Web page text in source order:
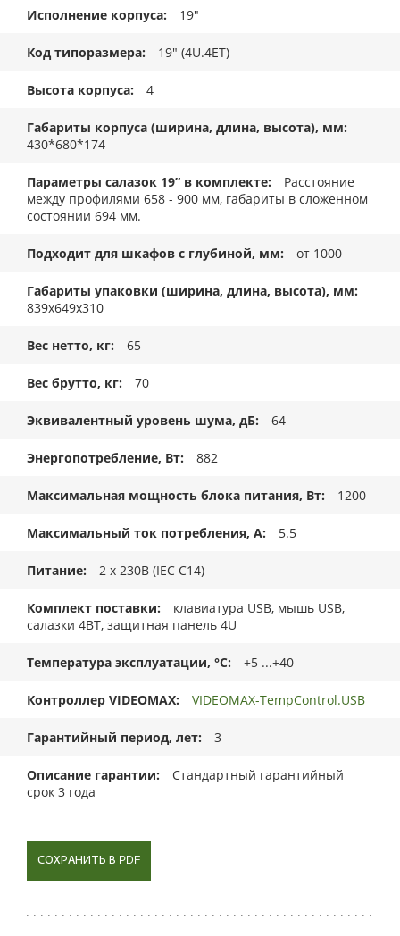
Исполнение корпуса 19"
Код типоразмера 19" (4U.4ET)
Высота корпуса 4
Габариты корпуса (ширина, длина, высота), мм
430*680*174
Параметры салазок 19” в комплекте
Расстояние
между профилями 658 - 900 мм, габариты в сложенном
состоянии 694 мм.
Подходит для шкафов с глубиной, мм от 1000
Габариты упаковки (ширина, длина, высота), мм
839x649x310
Вес нетто, кг 65
Вес брутто, кг 70
Эквивалентный уровень шума, дБ 64
Энергопотребление, Вт 882
Максимальная мощность блока питания, Вт 1200
Максимальный ток потребления, А 5.5
Питание 2 x 230В (IEC C14)
Комплект поставки
клавиатура USB, мышь USB,
салазки 4BT, защитная панель 4U
Температура эксплуатации, °C +5 ...+40
Контроллер VIDEOMAX VIDEOMAX-TempControl.USB
Гарантийный период, лет 3
Описание гарантии
Стандартный гарантийный
срок 3 года
СОХРАНИТЬ В PDF